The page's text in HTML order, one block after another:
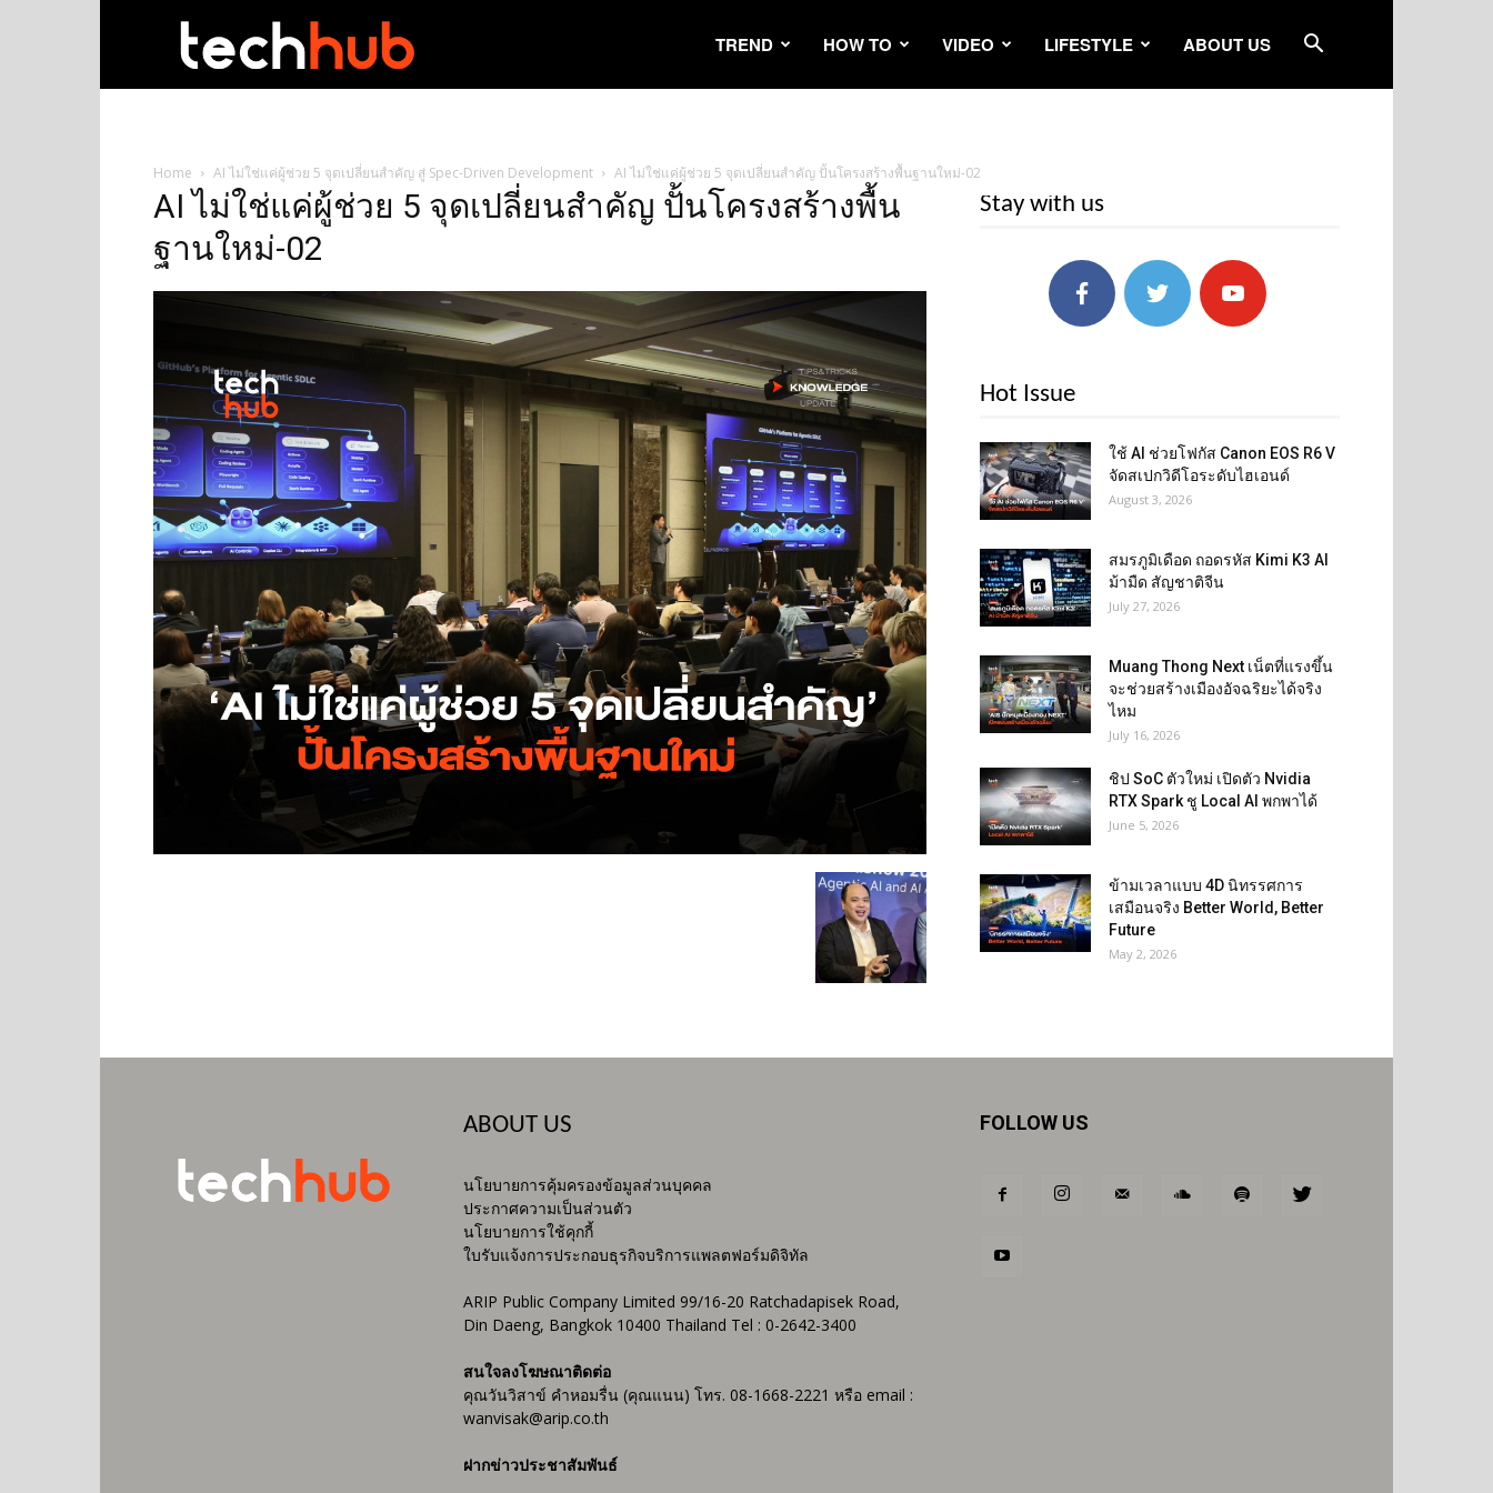
TREND HOW TO VIDEO LIFESTYLE ABOUT US
Home AI ไม่ใช่แค่ผู้ช่วย 5 จุดเปลี่ยนสำคัญ สู่ Spec-Driven Development AI ไม่ใช่แค่ผู้ช่วย 5 จุดเปลี่ยนสำคัญ ปั้นโครงสร้างพื้นฐานใหม่-02
AI ไม่ใช่แค่ผู้ช่วย 5 จุดเปลี่ยนสำคัญ ปั้นโครงสร้างพื้น
ฐานใหม่-02
Stay with us
Hot Issue
ใช้ AI ช่วยโฟกัส Canon EOS R6 V
จัดสเปกวิดีโอระดับไฮเอนด์
August 3, 2026
สมรภูมิเดือด ถอดรหัส Kimi K3 AI
ม้ามืด สัญชาติจีน
July 27, 2026
Muang Thong Next เน็ตที่แรงขึ้น
จะช่วยสร้างเมืองอัจฉริยะได้จริง
ไหม
July 16, 2026
ชิป SoC ตัวใหม่ เปิดตัว Nvidia
RTX Spark ชู Local AI พกพาได้
June 5, 2026
ข้ามเวลาแบบ 4D นิทรรศการ
เสมือนจริง Better World, Better
Future
May 2, 2026
ABOUT US
นโยบายการคุ้มครองข้อมูลส่วนบุคคล
ประกาศความเป็นส่วนตัว
นโยบายการใช้คุกกี้
ใบรับแจ้งการประกอบธุรกิจบริการแพลตฟอร์มดิจิทัล
ARIP Public Company Limited 99/16-20 Ratchadapisek Road,
Din Daeng, Bangkok 10400 Thailand Tel : 0-2642-3400
สนใจลงโฆษณาติดต่อ
คุณวันวิสาข์ คำหอมรื่น (คุณแนน) โทร. 08-1668-2221 หรือ email :
wanvisak@arip.co.th
ฝากข่าวประชาสัมพันธ์
FOLLOW US